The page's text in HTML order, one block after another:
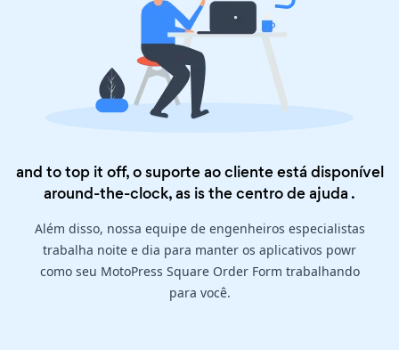
and to top it off, o suporte ao cliente está disponível
around-the-clock, as is thecentro de ajuda .
Além disso, nossa equipe de engenheiros especialistas
trabalha noite e dia para manter os aplicativos powr
como seu MotoPress Square Order Form trabalhando
para você.